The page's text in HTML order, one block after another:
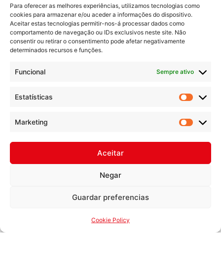
Para oferecer as melhores experiências, utilizamos tecnologias como
cookies para armazenar e/ou aceder a informações do dispositivo.
Aceitar estas tecnologias permitir-nos-á processar dados como
comportamento de navegação ou IDs exclusivos neste site. Não
consentir ou retirar o consentimento pode afetar negativamente
determinados recursos e funções.
Funcional Sempre ativo
Estatísticas
Marketing
Aceitar
Negar
Guardar preferencias
Cookie Policy
Massimo Zanetti Beverage Iberia, S. A. |
Rua das Fontaínhas, 74 – Venda Nova,
2700-391 Amadora | Contacto Comercial
CONTACTOS
Rua das Fontaínhas, 74 – Venda Nova,
2700-391 Amadora
(+351) 214 968 500 (*)
(*) chamada para a rede fixa nacional